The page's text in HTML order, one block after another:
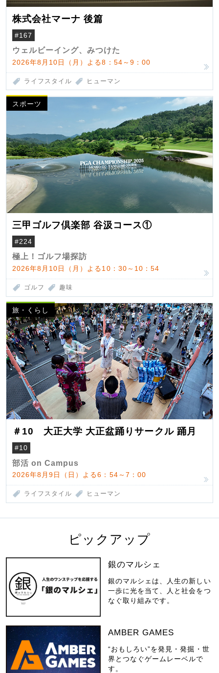
株式会社マーナ 後篇
#167
ウェルビーイング、みつけた
2026年8月10日（月）よる8：54～9：00
ライフスタイル ヒューマン
スポーツ
三甲ゴルフ倶楽部 谷汲コース①
#224
極上！ゴルフ場探訪
2026年8月10日（月）よる10：30～10：54
ゴルフ 趣味
旅・くらし
＃10 大正大学 大正盆踊りサークル 踊月
#10
部活 on Campus
2026年8月9日（日）よる6：54～7：00
ライフスタイル ヒューマン
ピックアップ
銀のマルシェ
銀のマルシェは、人生の新しい
一歩に光を当て、人と社会をつ
なぐ取り組みです。
AMBER GAMES
“おもしろい”を発見・発掘・世
界とつなぐゲームレーベルで
す。